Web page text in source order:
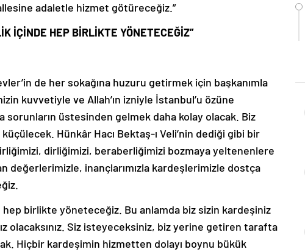
adaletle hizmet götüreceğiz.”
İÇİNDE HEP BİRLİKTE YÖNETECEĞİZ”
de her sokağına huzuru getirmek için başkanımla
kuvvetiyle ve Allah’ın izniyle İstanbul’u özüne
üstesinden gelmek daha kolay olacak. Biz
küçülecek. Hünkâr Hacı Bektaş-ı Veli’nin dediği gibi bir
dirliğimizi, beraberliğimizi bozmaya yeltenenlere
değerlerimizle, inançlarımızla kardeşlerimizle dostça
birlikte yöneteceğiz. Bu anlamda biz sizin kardeşiniz
olacaksınız. Siz isteyeceksiniz, biz yerine getiren tarafta
Hiçbir kardeşimin hizmetten dolayı boynu bükük